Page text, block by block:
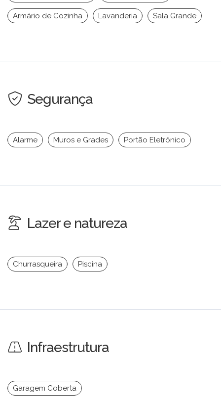
Armário de Cozinha Lavanderia Sala Grande
Segurança
Alarme Muros e Grades Portão Eletrônico
Lazer e natureza
Churrasqueira Piscina
Infraestrutura
Garagem Coberta